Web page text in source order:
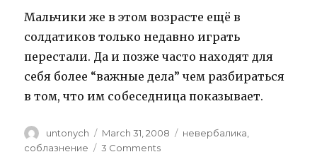
Мальчики же в этом возрасте ещё в
солдатиков только недавно играть
перестали. Да и позже часто находят для
себя более “важные дела” чем разбираться
в том, что им собеседница показывает.
Author
untonych
Posted
on
March 31, 2008 Categories
невербалика
соблазнение
3 Comments